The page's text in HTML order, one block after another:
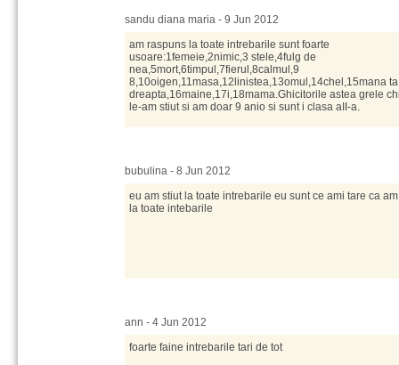
sandu diana maria - 9 Jun 2012
am raspuns la toate intrebarile sunt foarte
usoare:1femeie,2nimic,3 stele,4fulg de
nea,5mort,6timpul,7fierul,8calmul,9
8,10oigen,11masa,12linistea,13omul,14chel,15mana ta
dreapta,16maine,17i,18mama.Ghicitorile astea grele
le-am stiut si am doar 9 anio si sunt i clasa aII-a.
bubulina - 8 Jun 2012
eu am stiut la toate intrebarile eu sunt ce ami tare ca
la toate intebarile
ann - 4 Jun 2012
foarte faine intrebarile tari de tot